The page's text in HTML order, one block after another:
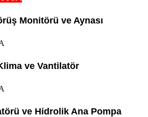
Monitörü ve Aynası
ve Vantilatör
ve Hidrolik Ana Pompa